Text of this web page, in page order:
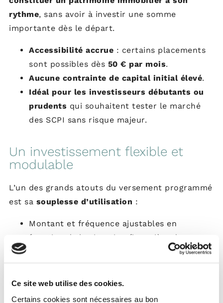
Ce site web utilise des cookies.
Certains cookies sont nécessaires au bon
rythme, sans avoir à investir une somme
importante dès le départ.
Accessibilité accrue : certains placements
sont possibles dès 50 € par mois.
Aucune contrainte de capital initial élevé.
Idéal pour les investisseurs débutants ou
prudents qui souhaitent tester le marché
des SCPI sans risque majeur.
Un investissement flexible et
modulable
L’un des grands atouts du versement programmé
est sa souplesse d’utilisation :
Montant et fréquence ajustables en
fonction de la situation financière de
Possibilité de suspendre ou d’arrêter les
versements à tout moment, sans pénalité.